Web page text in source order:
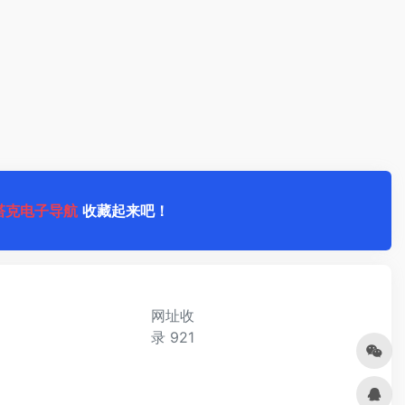
克电子导航 收藏起来吧！
网址收
录 921